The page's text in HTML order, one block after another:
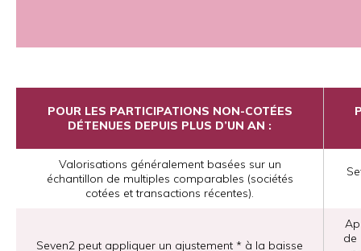
POUR LES PARTICIPATIONS NON-COTÉES
DÉTENUES DEPUIS PLUS D’UN AN :
Valorisations généralement basées sur un
échantillon de multiples comparables (sociétés
cotées et transactions récentes).
Seven2 peut appliquer un ajustement * à la baisse
de